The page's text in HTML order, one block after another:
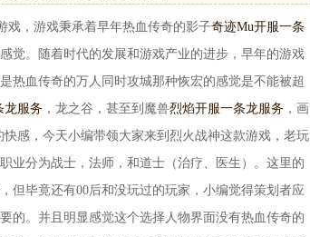
，游戏秉承着早年热血传奇的影子奇迹Mu开服一条
觉。随着时代的发展和游戏产业的进步，早年的游戏
热血传奇的万人同时攻城那种恢宏的感觉是不能被超
龙服务 ，龙之谷，甚至到魔兽烈焰开服一条龙服务 ，画
感，今天小编带领大家来到烈火战神这款游戏，老玩
业分为战士，法师，和道士（治疗、医生）。这里的
但毕竟还有00后和没玩过的玩家，小编觉得策划者应
的。并且明显感觉这个选择人物界面没有热血传奇的